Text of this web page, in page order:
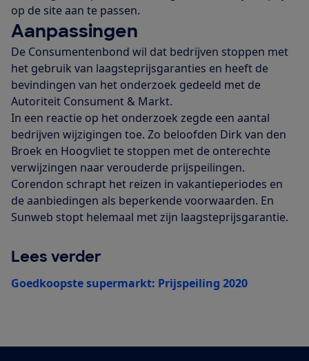
op de site aan te passen.
Aanpassingen
De Consumentenbond wil dat bedrijven stoppen met
het gebruik van laagsteprijsgaranties en heeft de
bevindingen van het onderzoek gedeeld met de
Autoriteit Consument & Markt.
In een reactie op het onderzoek zegde een aantal
bedrijven wijzigingen toe. Zo beloofden Dirk van den
Broek en Hoogvliet te stoppen met de onterechte
verwijzingen naar verouderde prijspeilingen.
Corendon schrapt het reizen in vakantieperiodes en
de aanbiedingen als beperkende voorwaarden. En
Sunweb stopt helemaal met zijn laagsteprijsgarantie.
Lees verder
Goedkoopste supermarkt: Prijspeiling 2020